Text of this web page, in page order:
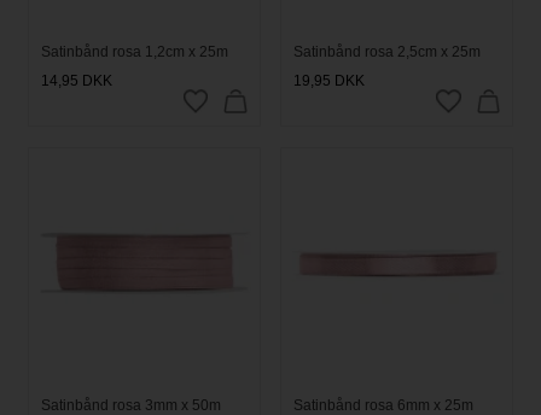
Satinbånd rosa 1,2cm x 25m
14,95 DKK
Satinbånd rosa 2,5cm x 25m
19,95 DKK
Satinbånd rosa 3mm x 50m
Satinbånd rosa 6mm x 25m